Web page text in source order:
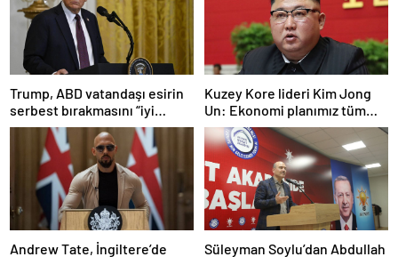
Trump, ABD vatandaşı esirin
serbest bırakmasını “iyi
niyetle atılmış bir adım”
olarak değerlendirdi
Kuzey Kore lideri Kim Jong
Un: Ekonomi planımız tüm
sektörlerde başarısız oldu
Andrew Tate, İngiltere’de
Süleyman Soylu’dan Abdullah